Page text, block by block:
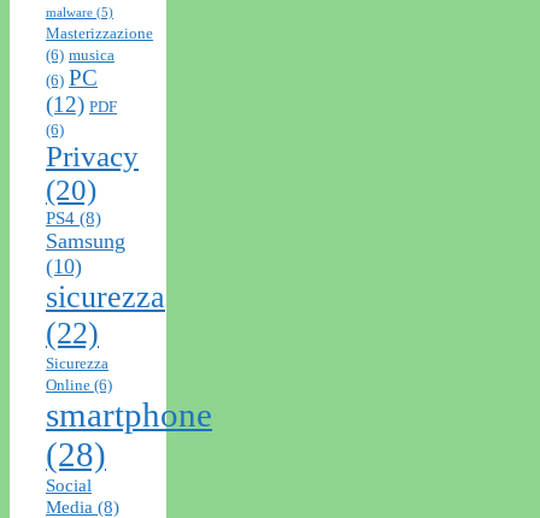
malware (5)
Masterizzazione
(6) musica
(6) PC
(12) PDF
(6)
Privacy
(20)
PS4 (8)
Samsung
(10)
sicurezza
(22)
Sicurezza
Online (6)
smartphone
(28)
Social
Media (8)